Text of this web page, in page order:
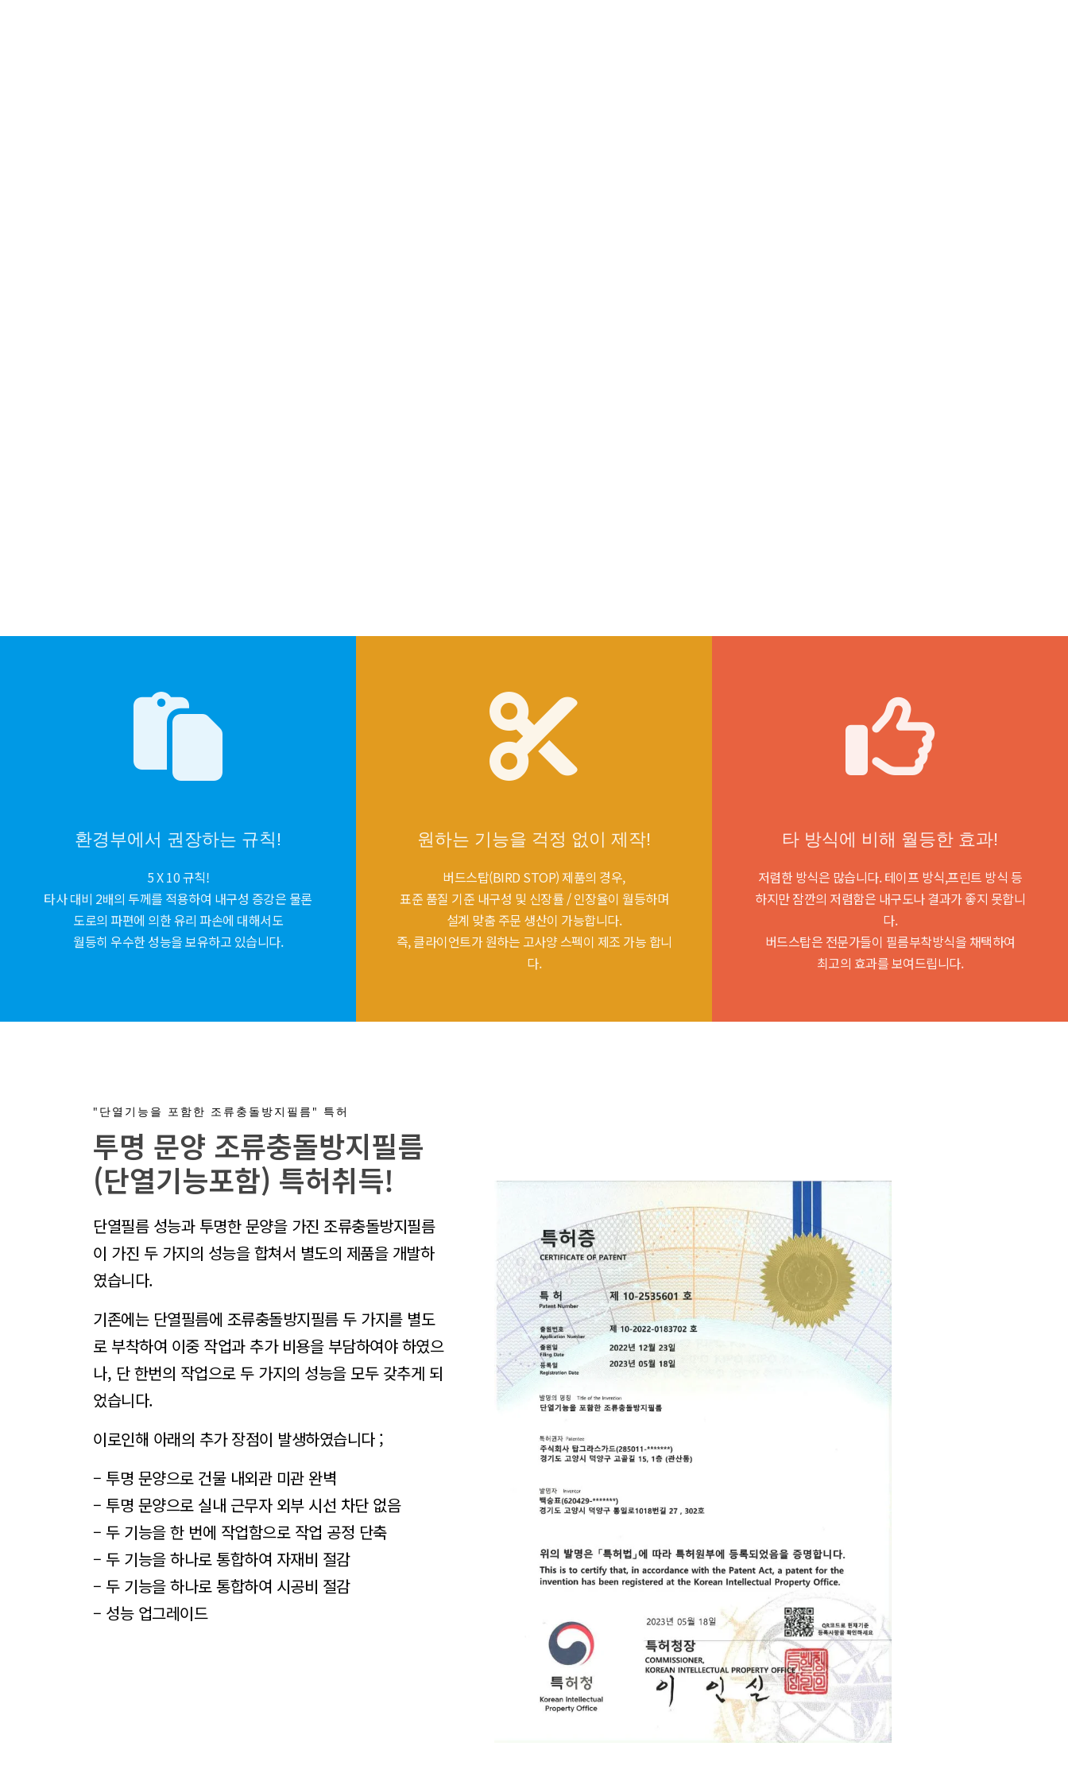
환경부에서 권장하는 규칙!
5 X 10 규칙!
타사 대비 2배의 두께를 적용하여 내구성 증강은 물론
도로의 파편에 의한 유리 파손에 대해서도
월등히 우수한 성능을 보유하고 있습니다.
원하는 기능을 걱정 없이 제작!
버드스탑(BIRD STOP) 제품의 경우,
표준 품질 기준 내구성 및 신장률 / 인장율이 월등하며
설계 맞춤 주문 생산이 가능합니다.
즉, 클라이언트가 원하는 고사양 스펙이 제조 가능 합니
다.
타 방식에 비해 월등한 효과!
저렴한 방식은 많습니다. 테이프 방식,프린트 방식 등
하지만 잠깐의 저렴함은 내구도나 결과가 좋지 못합니
다.
버드스탑은 전문가들이 필름부착방식을 채택하여
최고의 효과를 보여드립니다.
"단열기능을 포함한 조류충돌방지필름" 특허
투명 문양 조류충돌방지필름
(단열기능포함) 특허취득!
단열필름 성능과 투명한 문양을 가진 조류충돌방지필름
이 가진 두 가지의 성능을 합쳐서 별도의 제품을 개발하
였습니다.
기존에는 단열필름에 조류충돌방지필름 두 가지를 별도
로 부착하여 이중 작업과 추가 비용을 부담하여야 하였으
나, 단 한번의 작업으로 두 가지의 성능을 모두 갖추게 되
었습니다.
이로인해 아래의 추가 장점이 발생하였습니다 ;
– 투명 문양으로 건물 내외관 미관 완벽
– 투명 문양으로 실내 근무자 외부 시선 차단 없음
– 두 기능을 한 번에 작업함으로 작업 공정 단축
– 두 기능을 하나로 통합하여 자재비 절감
– 두 기능을 하나로 통합하여 시공비 절감
– 성능 업그레이드